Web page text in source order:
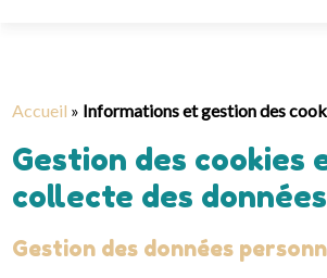
Accueil » Informations et gestion des
Gestion des cookies
collecte des données
Gestion des données